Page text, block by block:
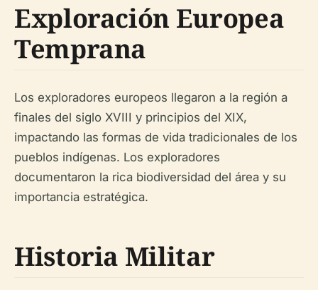
Exploración Europea
Temprana
Los exploradores europeos llegaron a la región a
finales del siglo XVIII y principios del XIX,
impactando las formas de vida tradicionales de los
pueblos indígenas. Los exploradores
documentaron la rica biodiversidad del área y su
importancia estratégica.
Historia Militar